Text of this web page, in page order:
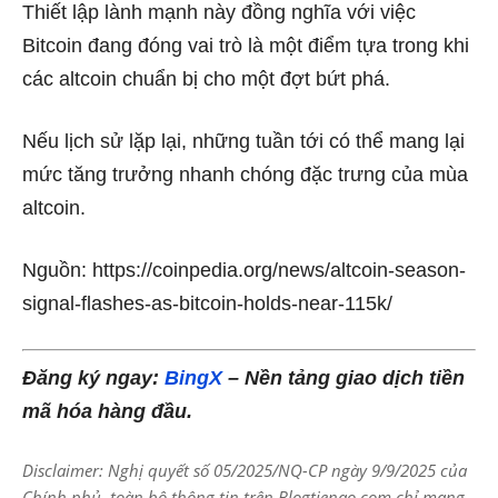
Thiết lập lành mạnh này đồng nghĩa với việc
Bitcoin đang đóng vai trò là một điểm tựa trong khi
các altcoin chuẩn bị cho một đợt bứt phá.
Nếu lịch sử lặp lại, những tuần tới có thể mang lại
mức tăng trưởng nhanh chóng đặc trưng của mùa
altcoin.
Nguồn: https://coinpedia.org/news/altcoin-season-
signal-flashes-as-bitcoin-holds-near-115k/
Đăng ký ngay: BingX– Nền tảng giao dịch tiền
mã hóa hàng đầu.
Disclaimer: Nghị quyết số 05/2025/NQ-CP ngày 9/9/2025 của